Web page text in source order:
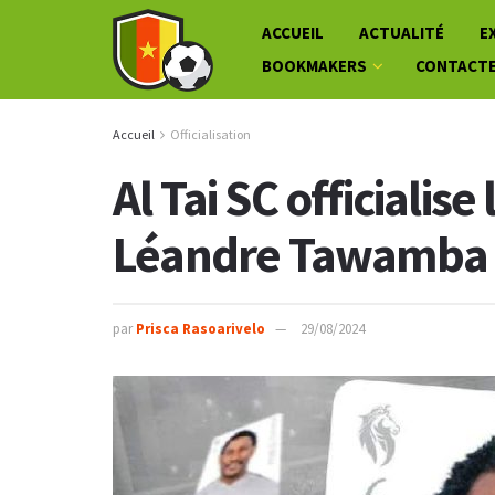
ACCUEIL ACTUALITÉ
BOOKMAKERS
Accueil Officialisation
Al Tai SC
Léandre Tawamba
par Prisca Rasoarivelo 29/08/2024